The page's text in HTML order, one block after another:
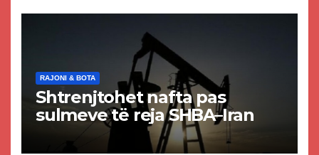
RAJONI & BOTA
Shtrenjtohet nafta pas
sulmeve të reja SHBA–Iran